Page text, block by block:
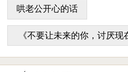
哄老公开心的话
《不要让未来的你，讨厌
录